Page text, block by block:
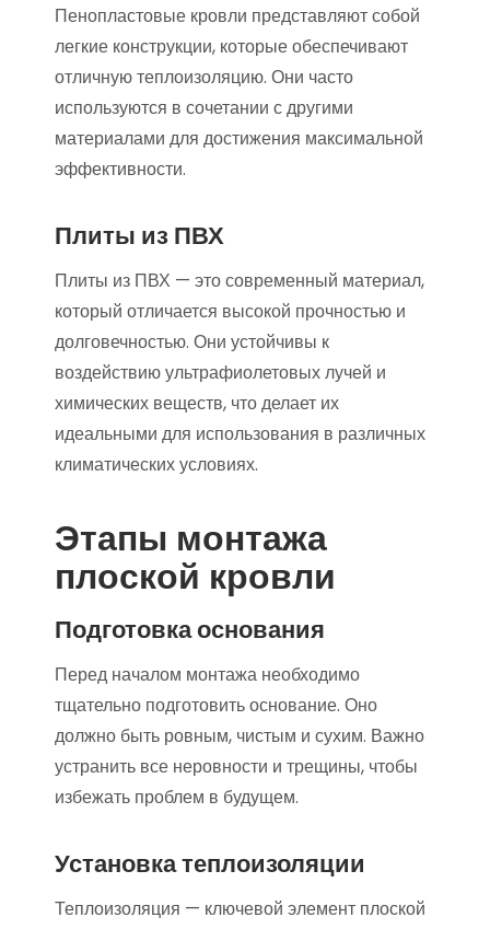
Пенопластовые кровли представляют собой
легкие конструкции, которые обеспечивают
отличную теплоизоляцию. Они часто
используются в сочетании с другими
материалами для достижения максимальной
эффективности.
Плиты из ПВХ
Плиты из ПВХ — это современный материал,
который отличается высокой прочностью и
долговечностью. Они устойчивы к
воздействию ультрафиолетовых лучей и
химических веществ, что делает их
идеальными для использования в различных
климатических условиях.
Этапы монтажа
плоской кровли
Подготовка основания
Перед началом монтажа необходимо
тщательно подготовить основание. Оно
должно быть ровным, чистым и сухим. Важно
устранить все неровности и трещины, чтобы
избежать проблем в будущем.
Установка теплоизоляции
Теплоизоляция — ключевой элемент плоской